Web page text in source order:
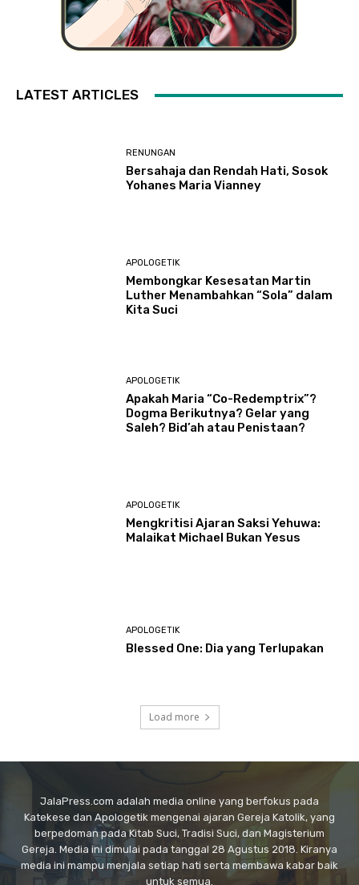
LATEST ARTICLES
RENUNGAN
Bersahaja dan Rendah Hati, Sosok
Yohanes Maria Vianney
APOLOGETIK
Membongkar Kesesatan Martin
Luther Menambahkan “Sola” dalam
Kita Suci
APOLOGETIK
Apakah Maria “Co-Redemptrix”?
Dogma Berikutnya? Gelar yang
Saleh? Bid’ah atau Penistaan?
APOLOGETIK
Mengkritisi Ajaran Saksi Yehuwa:
Malaikat Michael Bukan Yesus
APOLOGETIK
Blessed One: Dia yang Terlupakan
Load more
JalaPress.com adalah media online yang berfokus pada
Katekese dan Apologetik mengenai ajaran Gereja Katolik, yang
berpedoman pada Kitab Suci, Tradisi Suci, dan Magisterium
Gereja. Media ini dimulai pada tanggal 28 Agustus 2018. Kiranya
media ini mampu menjala setiap hati serta membawa kabar baik
untuk semua.